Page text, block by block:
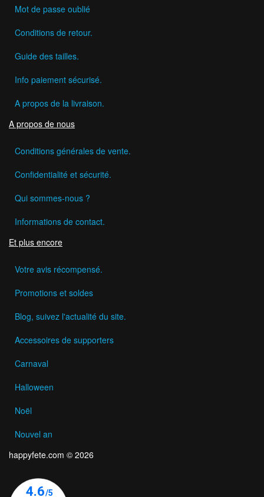
Mot de passe oublié
Conditions de retour.
Guide des tailles.
Info paiement sécurisé.
A propos de la livraison.
A propos de nous
Conditions générales de vente.
Confidentialité et sécurité.
Qui sommes-nous ?
Informations de contact.
Et plus encore
Votre avis récompensé.
Promotions et soldes
Blog, suivez l'actualité du site.
Accessoires de supporters
Carnaval
Halloween
Noël
Nouvel an
happyfete.com © 2026